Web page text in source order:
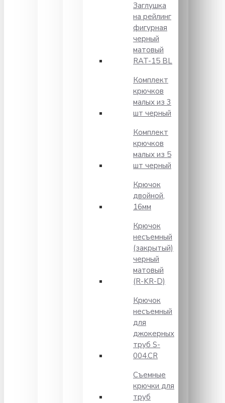
Заглушка
на рейлинг
фигурная
черный
матовый
RAT-15 BL
Комплект
крючков
малых из 3
шт черный
Комплект
крючков
малых из 5
шт черный
Крючок
двойной,
16мм
Крючок
несъемный
(закрытый)
черный
матовый
(R-KR-D)
Крючок
несъемный
для
джокерных
труб S-
004.CR
Съемные
крючки для
труб